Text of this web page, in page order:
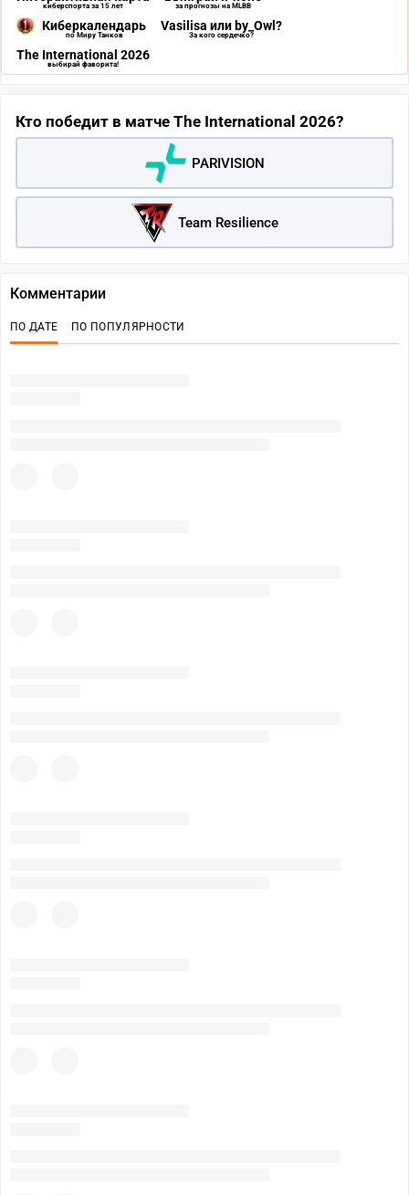
киберспорта за 15 лет за прогнозы на MLBB
Киберкалендарь
по Миру Танков
Vasilisa или by_Owl?
За кого сердечко?
The International 2026
выбирай фаворита!
Кто победит в матче The International 2026?
PARIVISION
Team Resilience
Комментарии
ПО ДАТЕ ПО ПОПУЛЯРНОСТИ